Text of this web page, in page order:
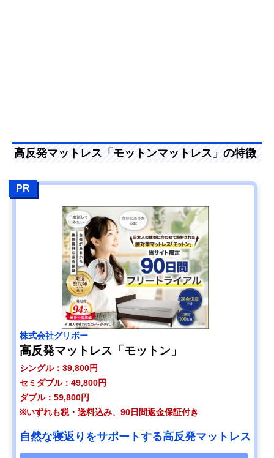
高反発マットレス「モットンマットレス」の特徴
PR
株式会社グリボー
高反発マットレス「モットン」
シングル：39,800円
セミダブル：49,800円
ダブル：59,800円
※いずれも税・送料込み、90日間返金保証付き
自然な寝返りをサポートする高反発マットレス